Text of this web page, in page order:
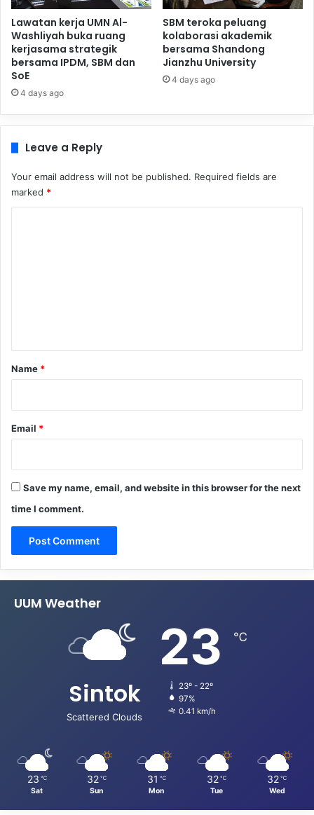
Lawatan kerja UMN Al-
Washliyah buka ruang
kerjasama strategik
bersama IPDM, SBM dan
SoE
4 days ago
SBM teroka peluang
kolaborasi akademik
bersama Shandong
Jianzhu University
4 days ago
Leave a Reply
Your email address will not be published. Required fields are
marked *
*
Name *
Email *
Save my name, email, and website in this browser for the next
time I comment.
UUM Weather
Sintok
Scattered Clouds
23 ℃
23º - 22º
97%
0.41 km/h
23 ℃
Sat
32 ℃
Sun
31 ℃
Mon
32 ℃
Tue
32 ℃
Wed